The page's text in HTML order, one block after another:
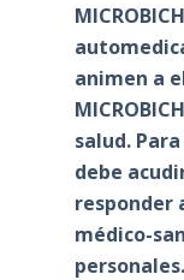
animen a
salud.
debe
responder
médico-
personales.